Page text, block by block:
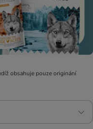
obsahuje pouze originání